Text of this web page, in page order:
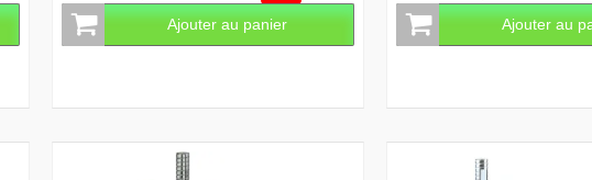
Ajouter au panier Ajouter au